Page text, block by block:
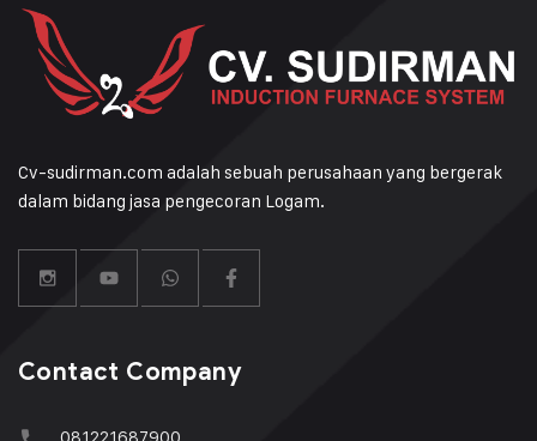
Cv-sudirman.com adalah sebuah perusahaan yang bergerak
dalam bidang jasa pengecoran Logam.
Contact Company